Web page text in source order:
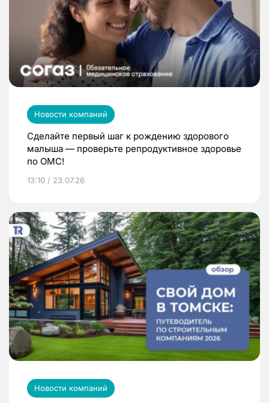
Новости компаний
Сделайте первый шаг к рождению здорового
малыша — проверьте репродуктивное здоровье
по ОМС!
13:10 / 23.07.26
Новости компаний